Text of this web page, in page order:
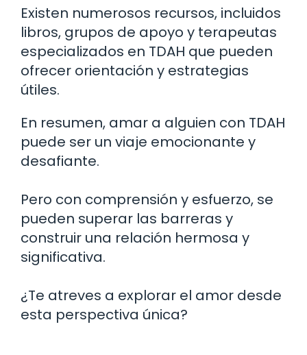
Existen numerosos recursos, incluidos
libros, grupos de apoyo y terapeutas
especializados en TDAH que pueden
ofrecer orientación y estrategias
útiles.
En resumen, amar a alguien con TDAH
puede ser un viaje emocionante y
desafiante.
Pero con comprensión y esfuerzo, se
pueden superar las barreras y
construir una relación hermosa y
significativa.
¿Te atreves a explorar el amor desde
esta perspectiva única?